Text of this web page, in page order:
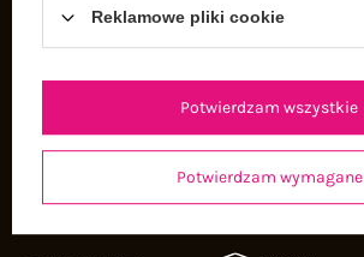
Historia transakcjiReklamowe pliki cookie
Potwierdzam wymagane
Potwierdzam wszystkie